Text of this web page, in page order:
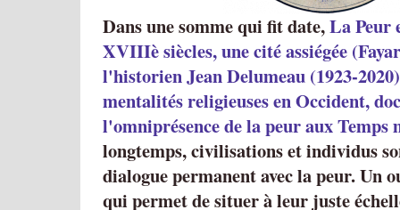
Dans une somme qui fit date,La Peur
XVIIIè siècles, une cité assiégée
l'historien Jean Delumeau (1923-
mentalités religieuses en Occident,
l'omniprésence de la peur aux Temps
longtemps, civilisations et individus
dialogue permanent avec la peur. Un
qui permet de situer à leur juste